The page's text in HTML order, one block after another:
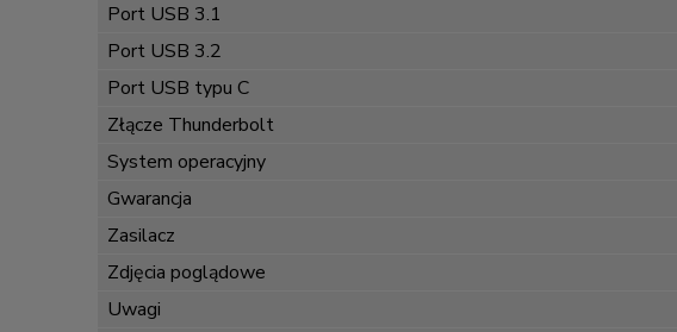
Port USB 3.1
Port USB 3.2
Port USB typu C
Złącze Thunderbolt
System operacyjny
Gwarancja
Zasilacz
Zdjęcia poglądowe
Uwagi